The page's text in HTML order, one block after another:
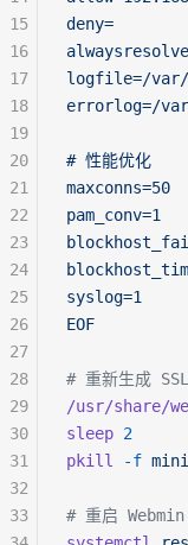
deny=
logfile=/var/
errorlog=/
# 性能优化
maxconns=50
pam_conv=1
syslog=1
EOF
# 重新生成
/usr/share/
sleep 2
pkill
-f
# 重启 Webmin
15
16
17
18
19
20
21
22
23
24
25
26
27
28
29
30
31
32
33